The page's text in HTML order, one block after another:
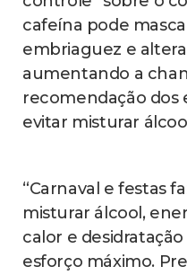
cafeína pode
embriaguez e
aumentando a
recomendação dos
evitar misturar
“Carnaval e festas
misturar álcool,
calor e
esforço máximo.